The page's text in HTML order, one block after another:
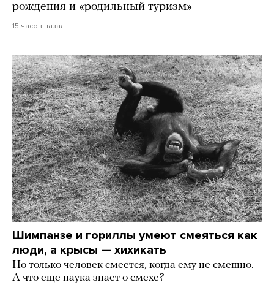
рождения и «родильный туризм»
15 часов назад
Шимпанзе и гориллы умеют смеяться как
люди, а крысы — хихикать
Но только человек смеется, когда ему не смешно.
А что еще наука знает о смехе?